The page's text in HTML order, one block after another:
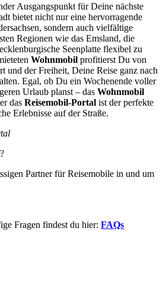
Ausgangspunkt für Deine nächste
bietet nicht nur eine hervorragende
sondern auch vielfältige
Regionen wie das Emsland, die
Seenplatte flexibel zu
Wohnmobil profitierst Du von
und der Freiheit, Deine Reise ganz nach
Egal, ob Du ein Wochenende voller
Urlaub planst – das Wohnmobil
das Reisemobil-Portal ist der perfekte
Erlebnisse auf der Straße.
Partner für Reisemobile in und um
Fragen findest du hier: FAQs